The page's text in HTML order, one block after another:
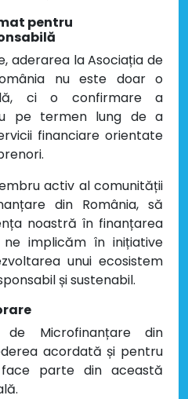
pentru
aderarea la Asociația de
nu este doar o
ci o confirmare a
pe termen lung de a
financiare orientate
activ al comunității
din România, să
noastră în finanțarea
implicăm în inițiative
unui ecosistem
și sustenabil.
de Microfinanțare din
acordată și pentru
parte din această